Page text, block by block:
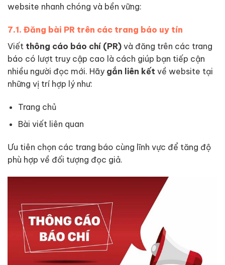
website nhanh chóng và bền vững:
7.1. Đăng bài PR trên các trang báo uy tín
Viết thông cáo báo chí (PR) và đăng trên các trang
báo có lượt truy cập cao là cách giúp bạn tiếp cận
nhiều người đọc mới. Hãy gắn liên kết về website tại
những vị trí hợp lý như:
Trang chủ
Bài viết liên quan
Ưu tiên chọn các trang báo cùng lĩnh vực để tăng độ
phù hợp về đối tượng đọc giả.